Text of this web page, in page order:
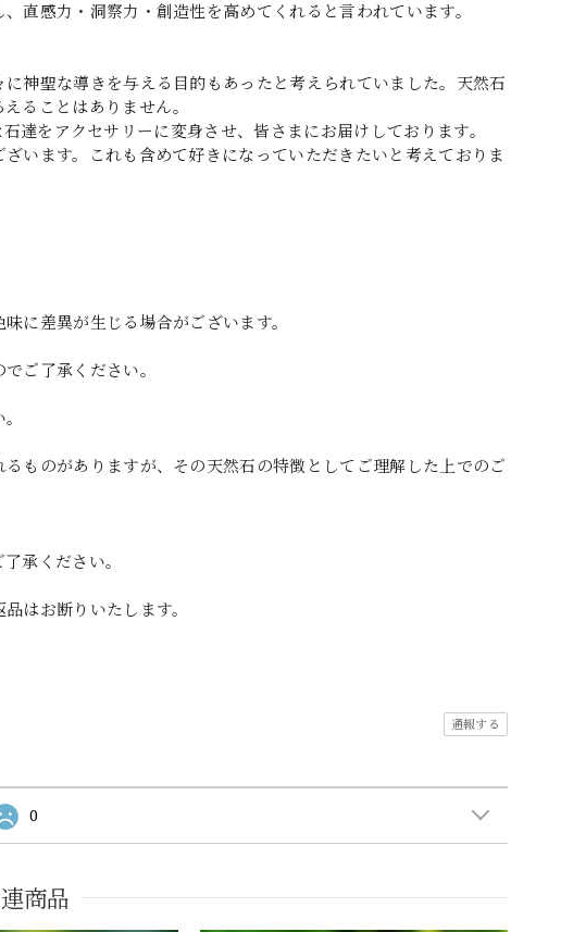
直感力・洞察力・創造性を高めてくれると言われています。
神聖な導きを与える目的もあったと考えられていました。天然石
ることはありません。
をアクセサリーに変身させ、皆さまにお届けしております。
います。これも含めて好きになっていただきたいと考えておりま
に差異が生じる場合がございます。
ご了承ください。
ものがありますが、その天然石の特徴としてご理解した上でのご
承ください。
はお断りいたします。
通報する
0
商品